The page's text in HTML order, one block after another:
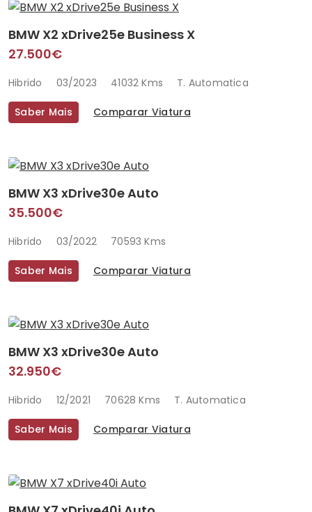
BMW X2 xDrive25e Business X
27.500€
Hibrido 03/2023 41032 Kms T. Automatica
Saber Mais Comparar Viatura
BMW X3 xDrive30e Auto
35.500€
Hibrido 03/2022 70593 Kms
Saber Mais Comparar Viatura
BMW X3 xDrive30e Auto
32.950€
Hibrido 12/2021 70628 Kms T. Automatica
Saber Mais Comparar Viatura